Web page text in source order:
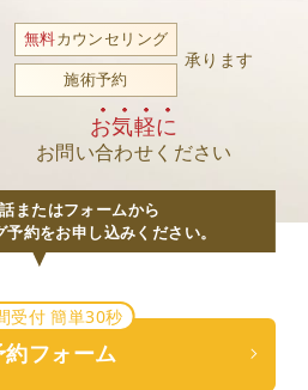
無料カウンセリング
施術予約
承ります
お気軽に
お問い合わせください
またはフォームから
約をお申し込みください。
受付 簡単30秒
約フォーム